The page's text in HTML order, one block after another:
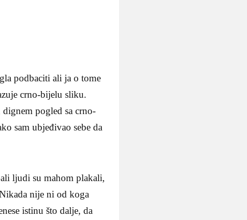
podbaciti ali ja o tome
crno-bijelu sliku.
dignem pogled sa crno-
sam ubjeđivao sebe da
ljudi su mahom plakali,
nije ni od koga
istinu što dalje, da